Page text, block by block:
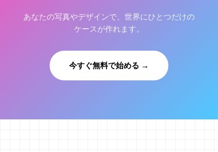
あなたの写真やデザインで、世界にひとつだけの
ケースが作れます。
今すぐ無料で始める →